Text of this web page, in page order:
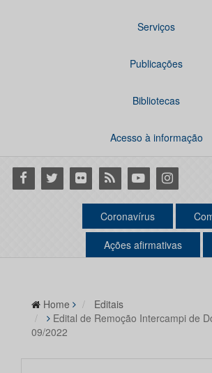
Serviços
Publicações
Bibliotecas
Acesso à informação
Facebook
Twitter Flickr RSS YoutubeInstagram
Coronavírus
Ações afirmativas
Home
Editais
Edital de Remoção Intercampi de
09/2022